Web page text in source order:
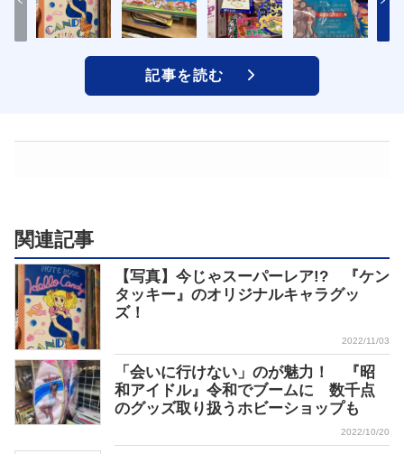
記事を読む
関連記事
【写真】今じゃスーパーレア!? 『ケン
タッキー』のオリジナルキャラグッ
ズ！
2022/11/03
「会いに行けない」のが魅力！ 『昭
和アイドル』令和でブームに 数千点
のグッズ取り扱うホビーショップも
2022/10/20